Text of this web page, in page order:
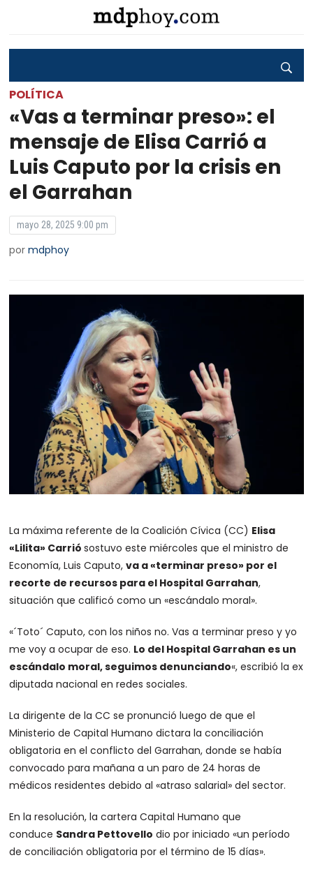
POLÍTICA
«Vas a terminar preso»: el
mensaje de Elisa Carrió a
Luis Caputo por la crisis en
el Garrahan
mayo 28, 2025 9:00 pm
pormdphoy
La máxima referente de la Coalición Cívica (CC) Elisa
«Lilita» Carriósostuvo este miércoles que el ministro de
Economía, Luis Caputo,va a «terminar preso» por el
recorte de recursos para el Hospital Garrahan,
situación que calificó como un «escándalo moral».
«´Toto´ Caputo, con los niños no. Vas a terminar preso y yo
me voy a ocupar de eso. Lo del Hospital Garrahan es un
escándalo moral, seguimos denunciando«, escribió la ex
diputada nacional en redes sociales.
La dirigente de la CC se pronunció luego de que el
Ministerio de Capital Humano dictara la conciliación
obligatoria en el conflicto del Garrahan, donde se había
convocado para mañana a un paro de 24 horas de
médicos residentes debido al «atraso salarial» del sector.
En la resolución, la cartera Capital Humano que
conduce Sandra Pettovello dio por iniciado «un período
de conciliación obligatoria por el término de 15 días».